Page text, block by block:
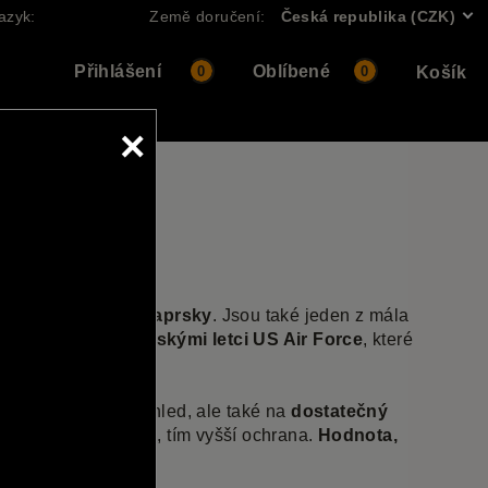
Země doručení: Česká republika (CZK)
Přihlášení 0 Oblíbené Košík
0
slunečními paprsky. Jsou také jeden z mála
používané vojenskými letci US Air Force, které
nejen na cool vzhled, ale také nadostatečný
Čím vyšší číslo, tím vyšší ochrana. Hodnota,
×